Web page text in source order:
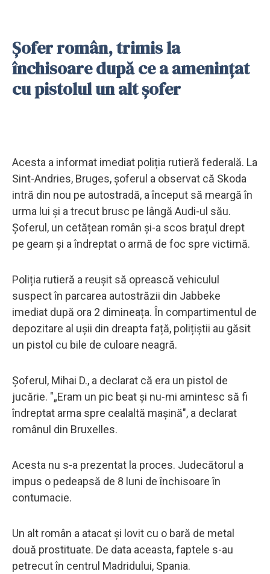
Șofer român, trimis la
închisoare după ce a amenințat
cu pistolul un alt șofer
Acesta a informat imediat poliția rutieră federală. La
Sint-Andries, Bruges, șoferul a observat că Skoda
intră din nou pe autostradă, a început să meargă în
urma lui și a trecut brusc pe lângă Audi-ul său.
Șoferul, un cetățean român și-a scos brațul drept
pe geam și a îndreptat o armă de foc spre victimă.
Poliția rutieră a reușit să oprească vehiculul
suspect în parcarea autostrăzii din Jabbeke
imediat după ora 2 dimineața. În compartimentul de
depozitare al ușii din dreapta față, polițiștii au găsit
un pistol cu bile de culoare neagră.
Șoferul, Mihai D., a declarat că era un pistol de
jucărie. "„Eram un pic beat și nu-mi amintesc să fi
îndreptat arma spre cealaltă mașină", a declarat
românul din Bruxelles.
Acesta nu s-a prezentat la proces. Judecătorul a
impus o pedeapsă de 8 luni de închisoare în
contumacie.
Un alt român a atacat și lovit cu o bară de metal
două prostituate. De data aceasta, faptele s-au
petrecut în centrul Madridului, Spania.